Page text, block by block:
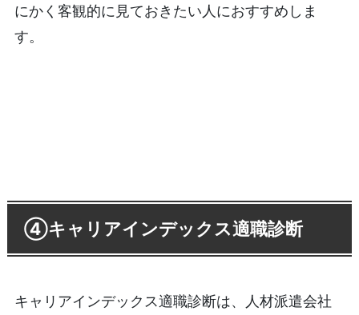
にかく客観的に見ておきたい人におすすめしま
す。
④キャリアインデックス適職診断
キャリアインデックス適職診断は、人材派遣会社